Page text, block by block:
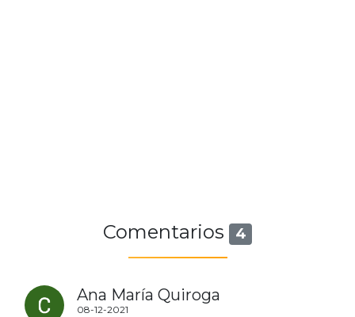
Comentarios 4
Ana María Quiroga
08-12-2021